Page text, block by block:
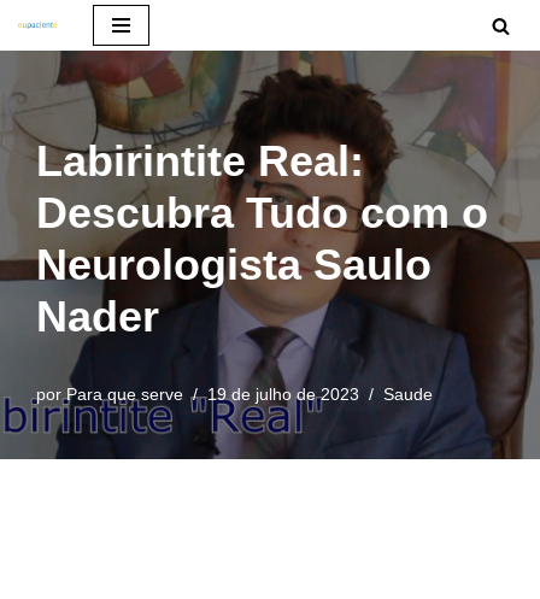
Pular
para
o
conteúdo
Labirintite Real:
Descubra Tudo com o
Neurologista Saulo
Nader
porPara que serve 19 de julho de 2023 Saude